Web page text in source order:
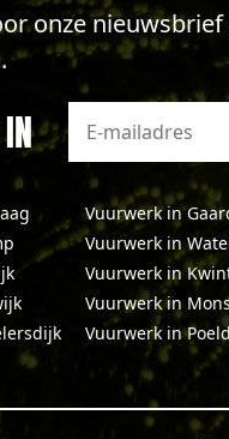
onze
Vuurwerk in
Vuurwerk in
Vuurwerk in
Vuurwerk in
Vuurwerk in